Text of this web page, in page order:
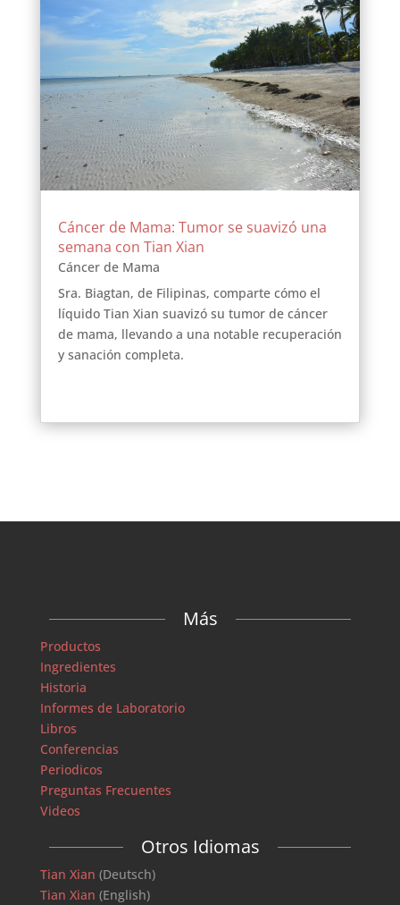
Cáncer de Mama: Tumor se suavizó una
semana con Tian Xian
Cáncer de Mama
Sra. Biagtan, de Filipinas, comparte cómo el
líquido Tian Xian suavizó su tumor de cáncer
de mama, llevando a una notable recuperación
y sanación completa.
Más
Productos
Ingredientes
Historia
Informes de Laboratorio
Libros
Conferencias
Periodicos
Preguntas Frecuentes
Videos
Otros Idiomas
Tian Xian (Deutsch)
Tian Xian (English)